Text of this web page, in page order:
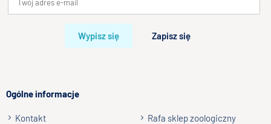
Twoja ocena
Wypisz się Zapisz się
Ogólne informacje
Kontakt
Rafa sklep zoologiczny